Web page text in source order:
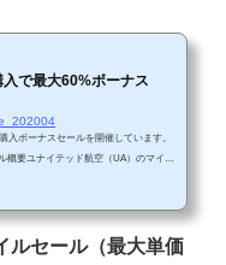
で最大60%ボーナス
入ボーナスセールを開催しています。
概要ユナイテッド航空（UA）のマイル
せん。自分が知る限りでは過去最小の
て、たいてい最大85%ボーナスですの
ルセール（最大単価